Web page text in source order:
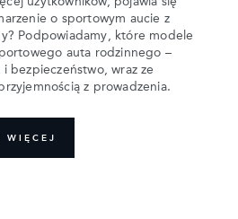
o sportowym aucie z
Podpowiadamy, które modele
auta rodzinnego –
bezpieczeństwo, wraz ze
z prowadzenia.
WIĘCEJ